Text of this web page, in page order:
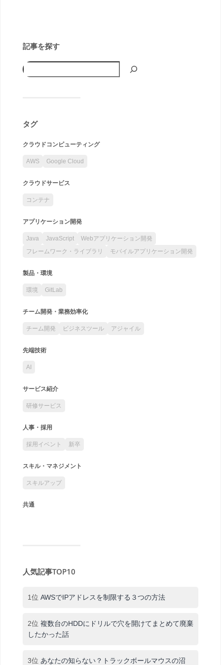
記事を探す
タグ
クラウドコンピューティング
AWS Google Cloud
クラウドサービス
コンテナ
アプリケーション開発
Java JavaScript
Webアプリケーション開発
フレームワーク・ライブラリ
モバイルアプリケーション開発
製品・環境
環境 GitLab
チーム開発・業務効率化
チーム開発 ビジネスツール アジャイル
先端技術
AI
サービス紹介
研修サービス
人事・採用
採用イベント 新卒
スキル・マネジメント
スキルアップ
共通
人気記事TOP10
1位 AWSでIPアドレスを制限する３つの方法
2位 複数台のHDDにドリルで穴を開けてまとめて廃棄
したかった話
3位 あなたの知らない？トラックボールマウスの沼